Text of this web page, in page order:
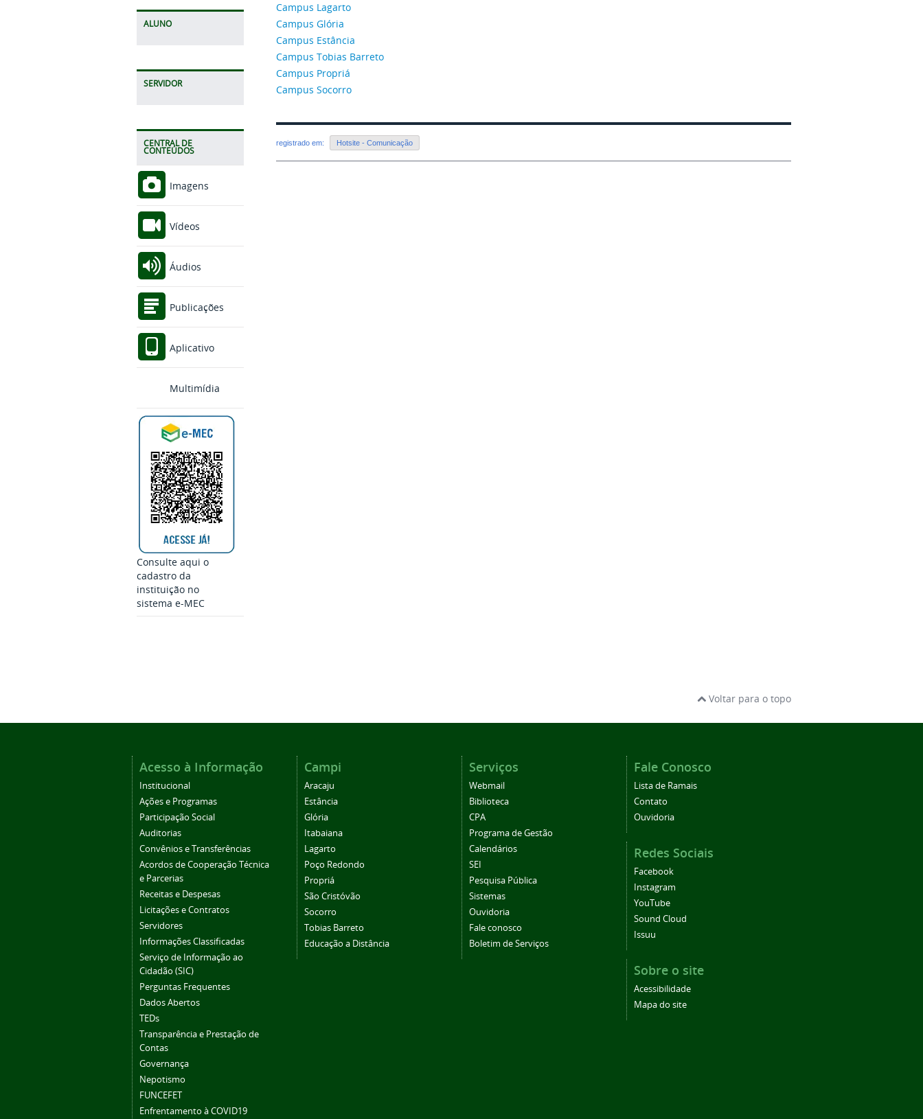
ALUNO
SERVIDOR
CENTRAL DE
CONTEÚDOS
Imagens
Vídeos
Áudios
Publicações
Aplicativo
Multimídia
Consulte aqui o
cadastro da
instituição no
sistema e-MEC
Campus Lagarto
Campus Glória
Campus Estância
Campus Tobias Barreto
Campus Propriá
Campus Socorro
registrado em: Hotsite - Comunicação
Voltar para o topo
Acesso à Informação
Institucional
Ações e Programas
Participação Social
Auditorias
Convênios e Transferências
Acordos de Cooperação Técnica
e Parcerias
Receitas e Despesas
Licitações e Contratos
Servidores
Informações Classificadas
Serviço de Informação ao
Cidadão (SIC)
Perguntas Frequentes
Dados Abertos
TEDs
Transparência e Prestação de
Contas
Governança
Nepotismo
FUNCEFET
Enfrentamento à COVID19
Campi
Aracaju
Estância
Glória
Itabaiana
Lagarto
Poço Redondo
Propriá
São Cristóvão
Socorro
Tobias Barreto
Educação a Distância
Serviços
Webmail
Biblioteca
CPA
Programa de Gestão
Calendários
SEI
Pesquisa Pública
Sistemas
Ouvidoria
Fale conosco
Boletim de Serviços
Fale Conosco
Lista de Ramais
Contato
Ouvidoria
Redes Sociais
Facebook
Instagram
YouTube
Sound Cloud
Issuu
Sobre o site
Acessibilidade
Mapa do site